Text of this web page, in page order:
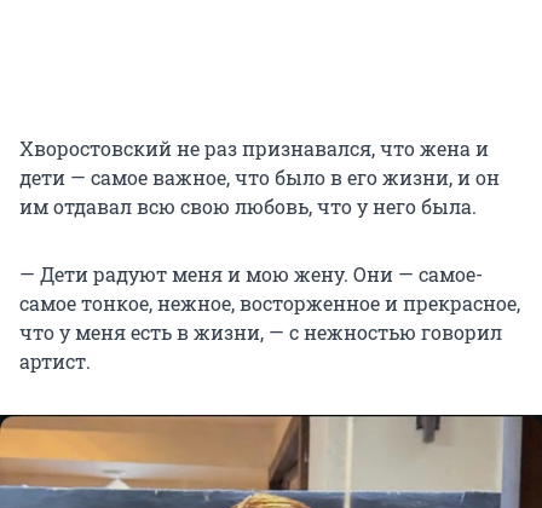
Хворостовский не раз признавался, что жена и
дети — самое важное, что было в его жизни, и он
им отдавал всю свою любовь, что у него была.
— Дети радуют меня и мою жену. Они — самое-
самое тонкое, нежное, восторженное и прекрасное,
что у меня есть в жизни, — с нежностью говорил
артист.